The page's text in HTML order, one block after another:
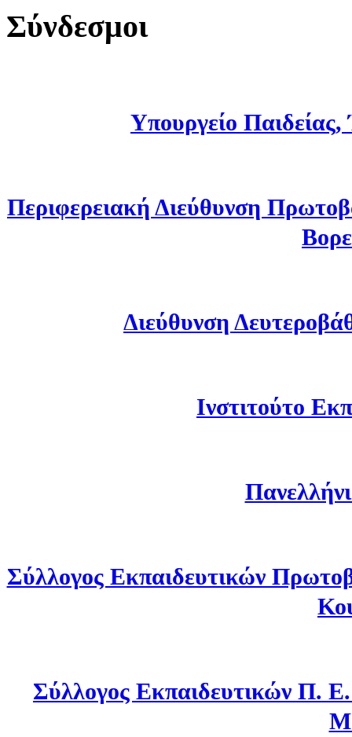
Σύνδεσμοι
Υπουργείο
Περιφερειακή Διεύθυνση
Διεύθυνση
Ινστιτούτο
Σύλλογος Εκπαιδευτικών
Σύλλογος Εκπαιδευτικών Π.